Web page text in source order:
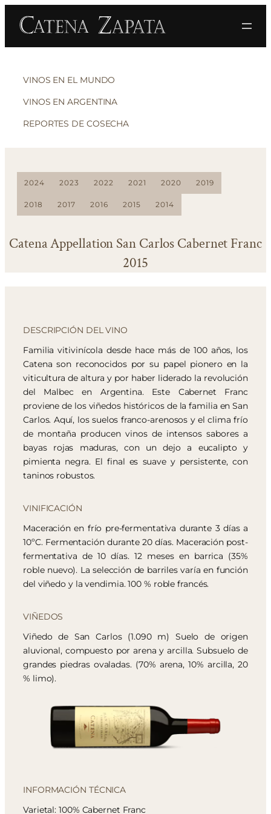
VINOS EN EL MUNDO
VINOS EN ARGENTINA
REPORTES DE COSECHA
2024 2023 2022 2021 2020 2019
2018 2017 2016 2015 2014
Catena Appellation San Carlos Cabernet Franc
2015
DESCRIPCIÓN DEL VINO
Familia vitivinícola desde hace más de 100 años, los
Catena son reconocidos por su papel pionero en la
viticultura de altura y por haber liderado la revolución
del Malbec en Argentina. Este Cabernet Franc
proviene de los viñedos históricos de la familia en San
Carlos. Aquí, los suelos franco-arenosos y el clima frío
de montaña producen vinos de intensos sabores a
bayas rojas maduras, con un dejo a eucalipto y
pimienta negra. El final es suave y persistente, con
taninos robustos.
VINIFICACIÓN
Maceración en frío pre-fermentativa durante 3 días a
10ºC. Fermentación durante 20 días. Maceración post-
fermentativa de 10 días. 12 meses en barrica (35%
roble nuevo). La selección de barriles varía en función
del viñedo y la vendimia. 100 % roble francés.
VIÑEDOS
Viñedo de San Carlos (1.090 m) Suelo de origen
aluvional, compuesto por arena y arcilla. Subsuelo de
grandes piedras ovaladas. (70% arena, 10% arcilla, 20
% limo).
INFORMACIÓN TÉCNICA
Varietal: 100% Cabernet Franc